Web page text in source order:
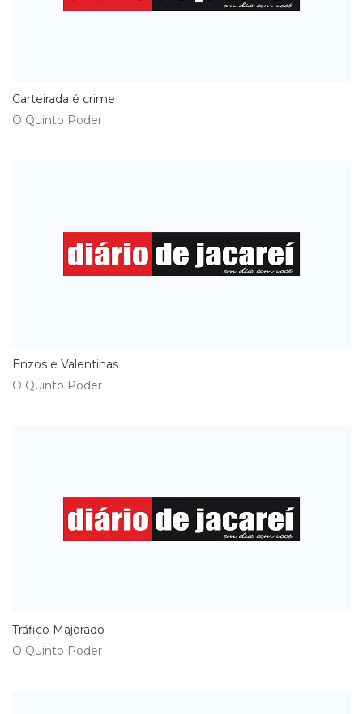
Carteirada é crime
O Quinto Poder
Enzos e Valentinas
O Quinto Poder
Tráfico Majorado
O Quinto Poder